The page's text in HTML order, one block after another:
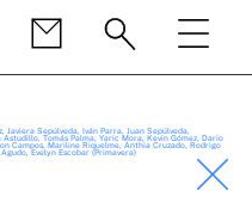
Sepúlveda, Iván Parra, Juan Sepúlveda,
Tomás Palma, Yaric Mora, Kevin Gómez, Dario
Campos, Mariline Riquelme, Anthia Cruzado, Rodrigo
Evelyn Escobar (Primavera)